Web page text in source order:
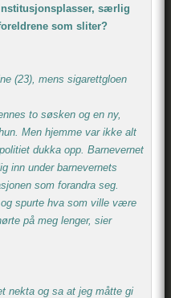
særlig
som sliter?
(23), mens sigarettgloen
to søsken og en ny,
Men hjemme var ikke alt
dukka opp. Barnevernet
inn under barnevernets
som forandra seg.
spurte hva som ville være
på meg lenger, sier
nekta og sa at jeg måtte gi